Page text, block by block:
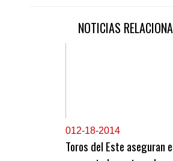
NOTICIAS
012-18-2014
Toros del Este aseguran